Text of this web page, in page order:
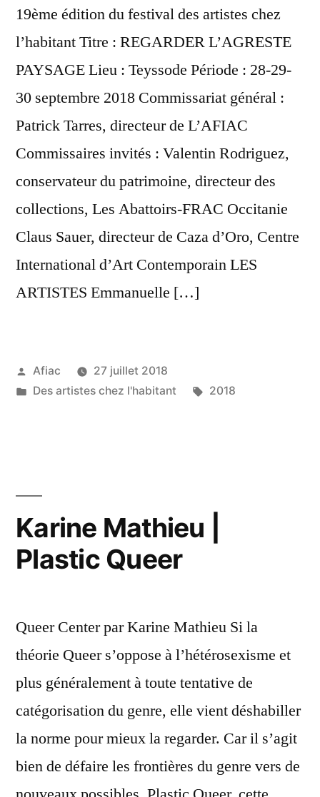
19ème édition du festival des artistes chez
l’habitant Titre : REGARDER L’AGRESTE
PAYSAGE Lieu : Teyssode Période : 28-29-
30 septembre 2018 Commissariat général :
Patrick Tarres, directeur de L’AFIAC
Commissaires invités : Valentin Rodriguez,
conservateur du patrimoine, directeur des
collections, Les Abattoirs-FRAC Occitanie
Claus Sauer, directeur de Caza d’Oro, Centre
International d’Art Contemporain LES
ARTISTES Emmanuelle […]
Publié
par
Afiac
27 juillet 2018
Publié
Des artistes chez l'habitant Étiquettes :
2018
Karine Mathieu |
Plastic Queer
Queer Center par Karine Mathieu Si la
théorie Queer s’oppose à l’hétérosexisme et
plus généralement à toute tentative de
catégorisation du genre, elle vient déshabiller
la norme pour mieux la regarder. Car il s’agit
bien de défaire les frontières du genre vers de